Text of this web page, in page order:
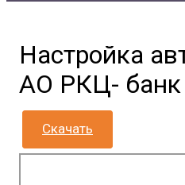
Контакты
Документы
Физическим лицам
Маркетплейс
Партнерам
Полезная информация
Настройка
АО РКЦ- банк
Скачать